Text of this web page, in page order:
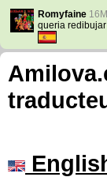
Romyfaine
queria